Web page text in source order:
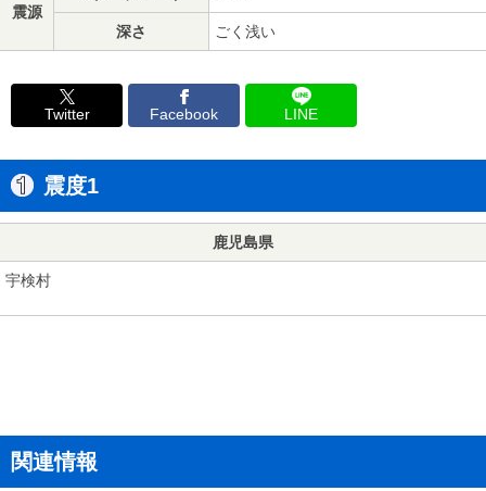
震源
深さ ごく浅い
Twitter Facebook LINE
震度1
鹿児島県
宇検村
関連情報